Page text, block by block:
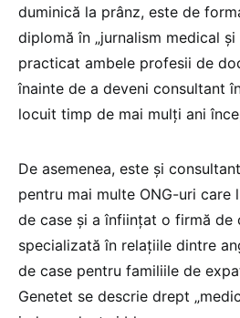
duminică la prânz, este de
diplomă în „jurnalism medical și
practicat ambele profesii de
înainte de a deveni consultant
locuit timp de mai mulți ani
De asemenea, este și
pentru mai multe ONG-uri care
de case și a înființat o firmă de
specializată în relațiile dintre
de case pentru familiile de
Genetet se descrie drept